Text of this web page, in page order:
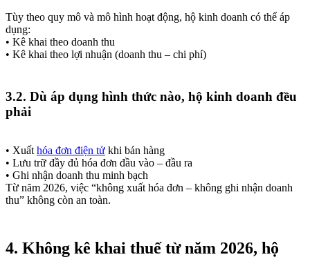
Tùy theo quy mô và mô hình hoạt động, hộ kinh doanh có thể áp
dụng:
• Kê khai theo doanh thu
• Kê khai theo lợi nhuận (doanh thu – chi phí)
3.2. Dù áp dụng hình thức nào, hộ kinh doanh đều
phải
• Xuấthóa đơn điện tử khi bán hàng
• Lưu trữ đầy đủ hóa đơn đầu vào – đầu ra
• Ghi nhận doanh thu minh bạch
Từ năm 2026, việc “không xuất hóa đơn – không ghi nhận doanh
thu” không còn an toàn.
4. Không kê khai thuế từ năm 2026, hộ